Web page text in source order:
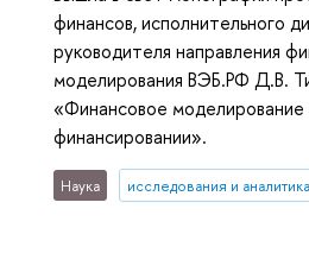
финансов, исполнительного
руководителя направления
моделирования ВЭБ.РФ Д.В.
«Финансовое
финансировании».
Наука исследования и аналитика